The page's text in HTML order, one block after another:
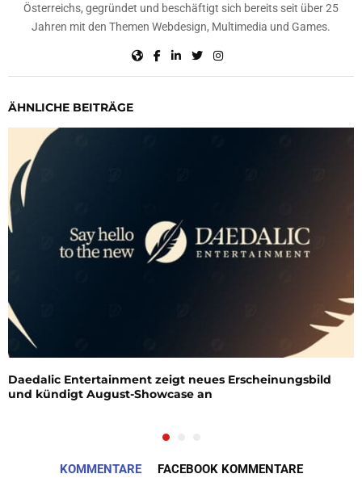
Österreichs, gegründet und beschäftigt sich bereits seit über 25
Jahren mit den Themen Webdesign, Multimedia und Games.
ÄHNLICHE BEITRÄGE
Daedalic Entertainment zeigt neues Erscheinungsbild
und kündigt August-Showcase an
KOMMENTARE FACEBOOK KOMMENTARE